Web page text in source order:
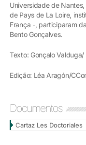
Universidade de
de Pays de La Loire,
França -, participaram
Bento Gonçalves.
Texto: Gonçalo
Edição: Léa Aragón/
Documentos
Cartaz Les Doctoriales